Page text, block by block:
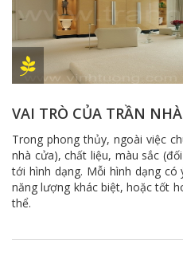
VAI TRÒ CỦA TRẦN
Trong phong thủy, ngoài việc
nhà cửa), chất liệu, màu sắc
tới hình dạng. Mỗi hình dạng
năng lượng khác biệt, hoặc tốt
thể.